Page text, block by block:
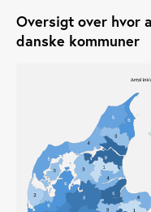
Oversigt over hvor
danske kommuner